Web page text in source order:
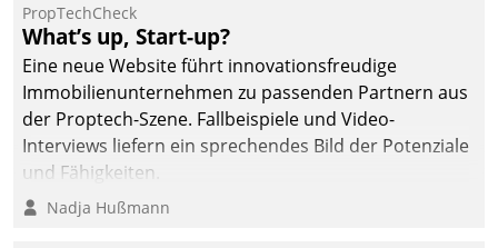
PropTechCheck
What’s up, Start-up?
Eine neue Website führt innovationsfreudige
Immobilienunternehmen zu passenden Partnern aus
der Proptech-Szene. Fallbeispiele und Video-
Interviews liefern ein sprechendes Bild der Potenziale
und Fähigkeiten.
Nadja Hußmann